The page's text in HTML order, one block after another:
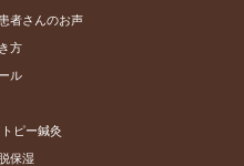
者さんのお声
方
ル
ピー鍼灸
保湿